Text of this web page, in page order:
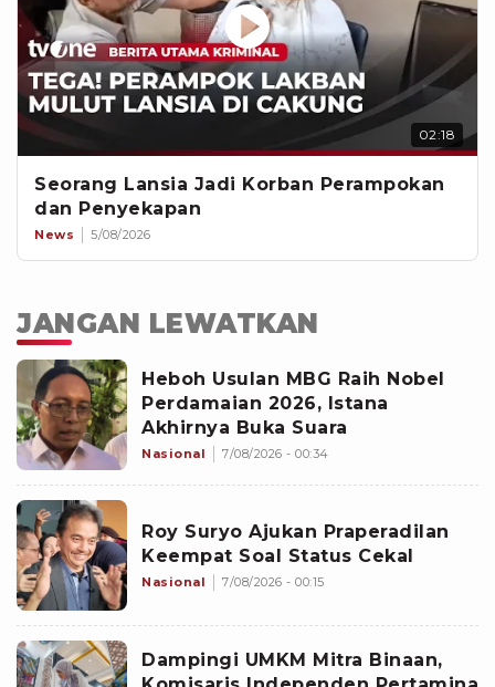
02:18
Seorang Lansia Jadi Korban Perampokan
dan Penyekapan
News 5/08/2026
JANGAN LEWATKAN
Heboh Usulan MBG Raih Nobel
Perdamaian 2026, Istana
Akhirnya Buka Suara
Nasional 7/08/2026 - 00:34
Roy Suryo Ajukan Praperadilan
Keempat Soal Status Cekal
Nasional 7/08/2026 - 00:15
Dampingi UMKM Mitra Binaan,